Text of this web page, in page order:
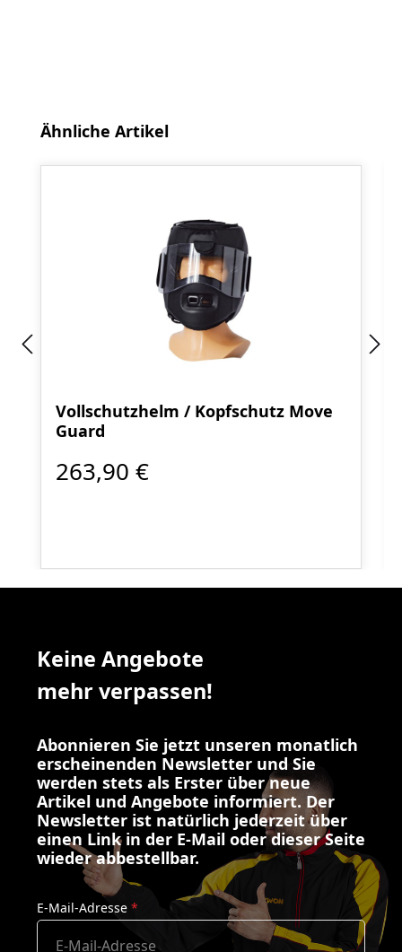
Produktgalerie überspringen
Ähnliche Artikel
Vollschutzhelm / Kopfschutz Move
Guard
263,90 €
Keine Angebote
mehr verpassen!
Abonnieren Sie jetzt unseren monatlich
erscheinenden Newsletter und Sie
werden stets als Erster über neue
Artikel und Angebote informiert. Der
Newsletter ist natürlich jederzeit über
einen Link in der E-Mail oder dieser Seite
wieder abbestellbar.
E-Mail-Adresse *